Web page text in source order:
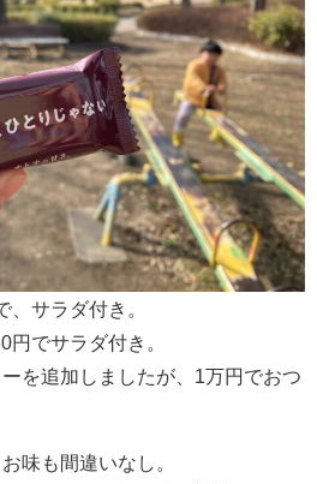
、サラダ付き。
円でサラダ付き。
を追加しましたが、1万円でおつ
味も間違いなし。